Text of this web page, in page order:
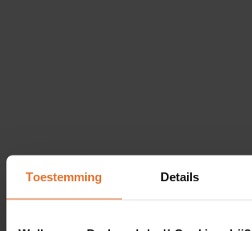
Toestemming Details